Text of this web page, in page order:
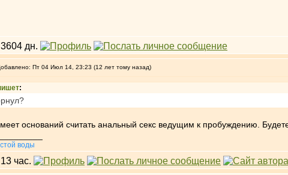
Пт 04 Июл 14, 23:23 (12 лет тому назад)
:
оснований считать анальный секс ведущим к пробуждению.
воды